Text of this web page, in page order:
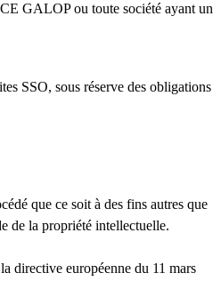
GALOP ou toute société ayant un
SSO, sous réserve des obligations
que ce soit à des fins autres que
de la propriété intellectuelle.
directive européenne du 11 mars